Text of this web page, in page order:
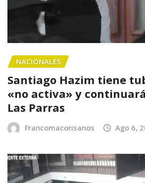
NACIONALES
Santiago Hazim tiene
«no activa» y
Las Parras
Francomacorisanos Ago 6,